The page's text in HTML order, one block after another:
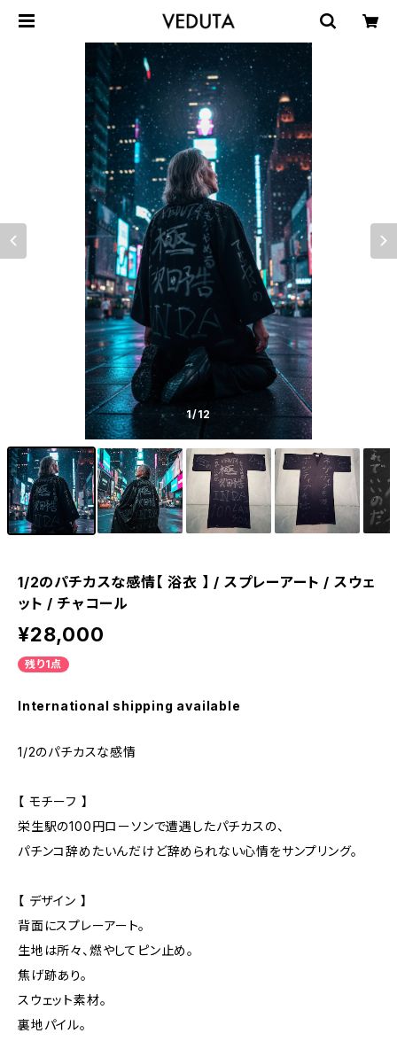
1/12
1/2のパチカスな感情【 浴衣 】 / スプレーアート / スウェ
ット / チャコール
¥28,000
残り1点
International shipping available
1/2のパチカスな感情
【 モチーフ 】
栄生駅の100円ローソンで遭遇したパチカスの、
パチンコ辞めたいんだけど辞められない心情をサンプリング。
【 デザイン 】
背面にスプレーアート。
生地は所々、燃やしてピン止め。
焦げ跡あり。
スウェット素材。
裏地パイル。